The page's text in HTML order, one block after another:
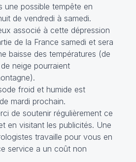
une possible tempête en
de vendredi à samedi.
associé à cette dépression
de la France samedi et sera
baisse des températures (de
neige pourraient
froid et humide est
mardi prochain.
de soutenir régulièrement ce
en visitant les publicités. Une
travaille pour vous en
service a un coût non